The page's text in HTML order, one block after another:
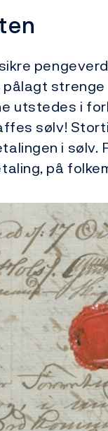
utstedes i
sølv!
i
på